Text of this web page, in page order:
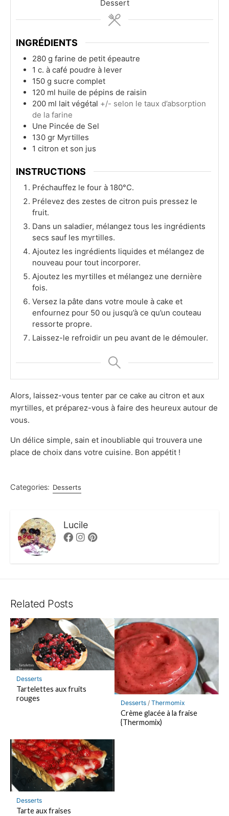
Dessert
INGRÉDIENTS
280 g farine de petit épeautre
1 c. à café poudre à lever
150 g sucre complet
120 ml huile de pépins de raisin
200 ml lait végétal +/- selon le taux d’absorption
de la farine
Une Pincée de Sel
130 gr Myrtilles
1 citron et son jus
INSTRUCTIONS
Préchauffez le four à 180°C.
Prélevez des zestes de citron puis pressez le
fruit.
Dans un saladier, mélangez tous les ingrédients
secs sauf les myrtilles.
Ajoutez les ingrédients liquides et mélangez de
nouveau pour tout incorporer.
Ajoutez les myrtilles et mélangez une dernière
fois.
Versez la pâte dans votre moule à cake et
enfournez pour 50 ou jusqu’à ce qu’un couteau
ressorte propre.
Laissez-le refroidir un peu avant de le démouler.
Alors, laissez-vous tenter par ce cake au citron et aux
myrtilles, et préparez-vous à faire des heureux autour de
vous.
Un délice simple, sain et inoubliable qui trouvera une
place de choix dans votre cuisine. Bon appétit !
Categories: Desserts
Lucile
FacebookInstagram
Pinterest
Related Posts
Desserts
Tartelettes aux fruits
rouges
Desserts/ Thermomix
Crème glacée à la fraise
{Thermomix)
Desserts
Tarte aux fraises